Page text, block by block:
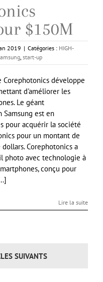
$150M
2019 | Catégories : HIGH-
start-up
Corephotonics développe
d'améliorer les
Le géant
est en
pour acquérir la société
pour un montant de
Corephotonics a
photo avec technologie à
conçu pour
Lire la suite
SUIVANTS